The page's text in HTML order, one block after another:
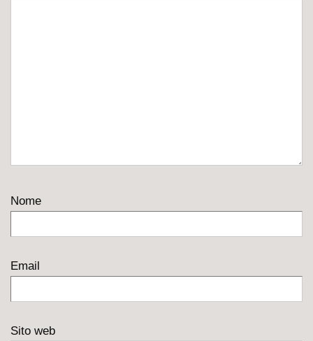
Nome
Email
Sito web